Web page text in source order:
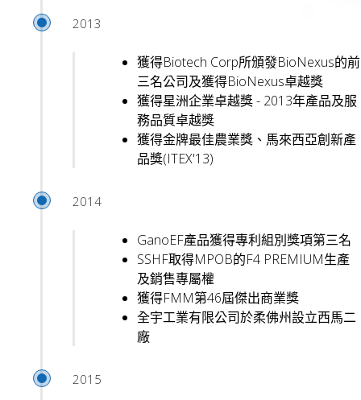
2013
獲得Biotech Corp所頒發BioNexus的前
三名公司及獲得BioNexus卓越獎
獲得星洲企業卓越獎 - 2013年產品及服
務品質卓越獎
獲得金牌最佳農業獎、馬來西亞創新產
品獎(ITEX'13)
2014
GanoEF產品獲得專利組別獎項第三名
SSHF取得MPOB的F4 PREMIUM生產
及銷售專屬權
獲得FMM第46屆傑出商業獎
全宇工業有限公司於柔佛州設立西馬二
廠
2015